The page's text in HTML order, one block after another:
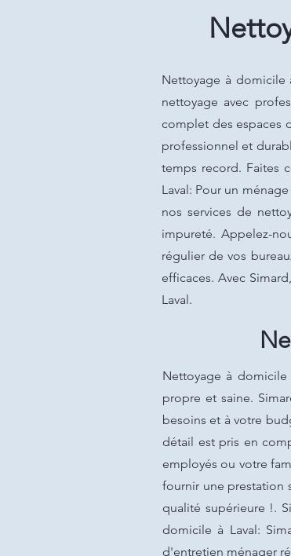
Nettoyage à domicile
nettoyage avec
complet des espaces
professionnel et
temps record. Faites
Laval: Pour un
nos services de
impureté. Appelez-
régulier de vos
efficaces. Avec
Laval.
Nettoyage à
propre et saine.
besoins et à votre
détail est pris en
employés ou votre
fournir une prestation
qualité supérieure !.
domicile à Laval:
d'entretien ménager